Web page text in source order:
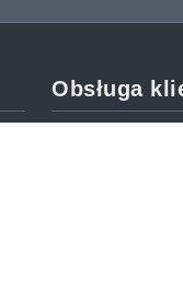
Obsługa